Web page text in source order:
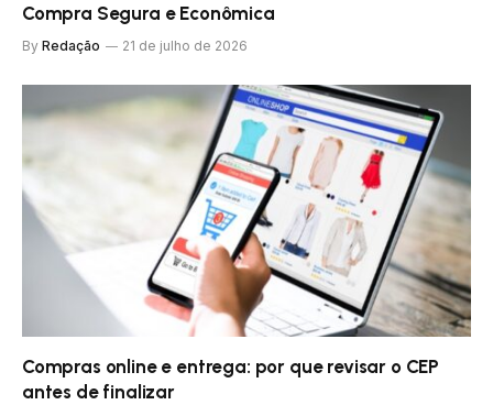
Compra Segura e Econômica
By Redação 21 de julho de 2026
Compras online e entrega: por que revisar o CEP
antes de finalizar